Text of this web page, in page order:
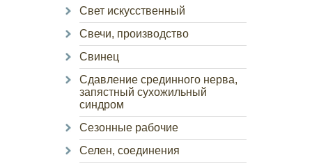
Свет искусственный
Свечи, производство
Свинец
Сдавление срединного нерва,
запястный сухожильный
синдром
Сезонные рабочие
Селен, соединения